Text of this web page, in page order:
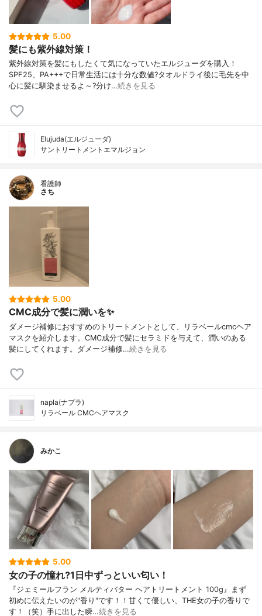
5.00
髪にも紫外線対策！
紫外線対策を髪にもしたくて気になっていたエルジューダを購入！
SPF25、PA+++で日常生活には十分な数値?タオルドライ後に毛先を中
心に髪に馴染ませるよ～?分け…続きを見る
Elujuda(エルジューダ)
サントリートメントエマルジョン
看護師
さち
5.00
CMC成分で髪に潤いを✨
ダメージ補修におすすめのトリートメントとして、リラベールcmcヘア
マスクを紹介します。CMC成分で髪にセラミドを与えて、潤いのある
髪にしてくれます。ダメージ補修…続きを見る
napla(ナプラ)
リラベール CMCヘアマスク
みかこ
5.00
女の子の憧れ?1日中ずっといい匂い！
『ジェミールフラン メルティバター ヘアトリートメント 100g』まず
初めに伝えたいのが"香り"です！！甘くて優しい、THE女の子の香りで
す！（笑）手に出した瞬…続きを見る